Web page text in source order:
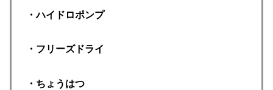
・ハイドロポンプ
・フリーズドライ
・ちょうはつ